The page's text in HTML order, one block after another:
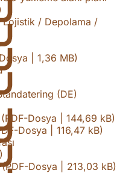
Lojistik / Depolama /
1,36 MB
(DE)
PDF-Dosya
144,69 kB
-Dosya
116,47 kB
PDF-Dosya
213,03 kB